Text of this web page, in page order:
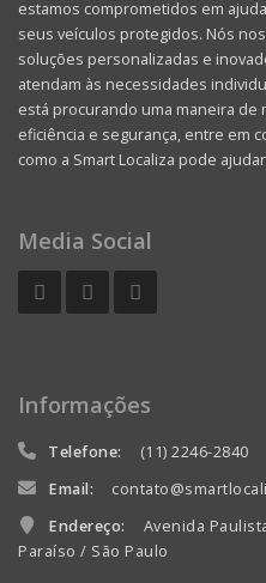
estamos comprometidos em
seus veículos protegidos. Nós
soluções personalizadas e
atendam às necessidades
está procurando uma maneira de
eficiência e segurança, entre em
como a Smart Localiza pode
Media Social
Informações
Telefone:
(11) 2246-2840
Email:
Endereço:
Avenida
Paraíso / São Paulo